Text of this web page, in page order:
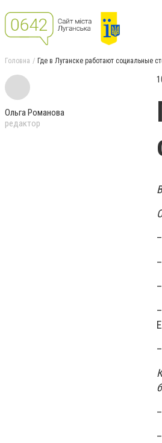
Головна Где в Луганске работают социальные
Ольга Романова
редактор